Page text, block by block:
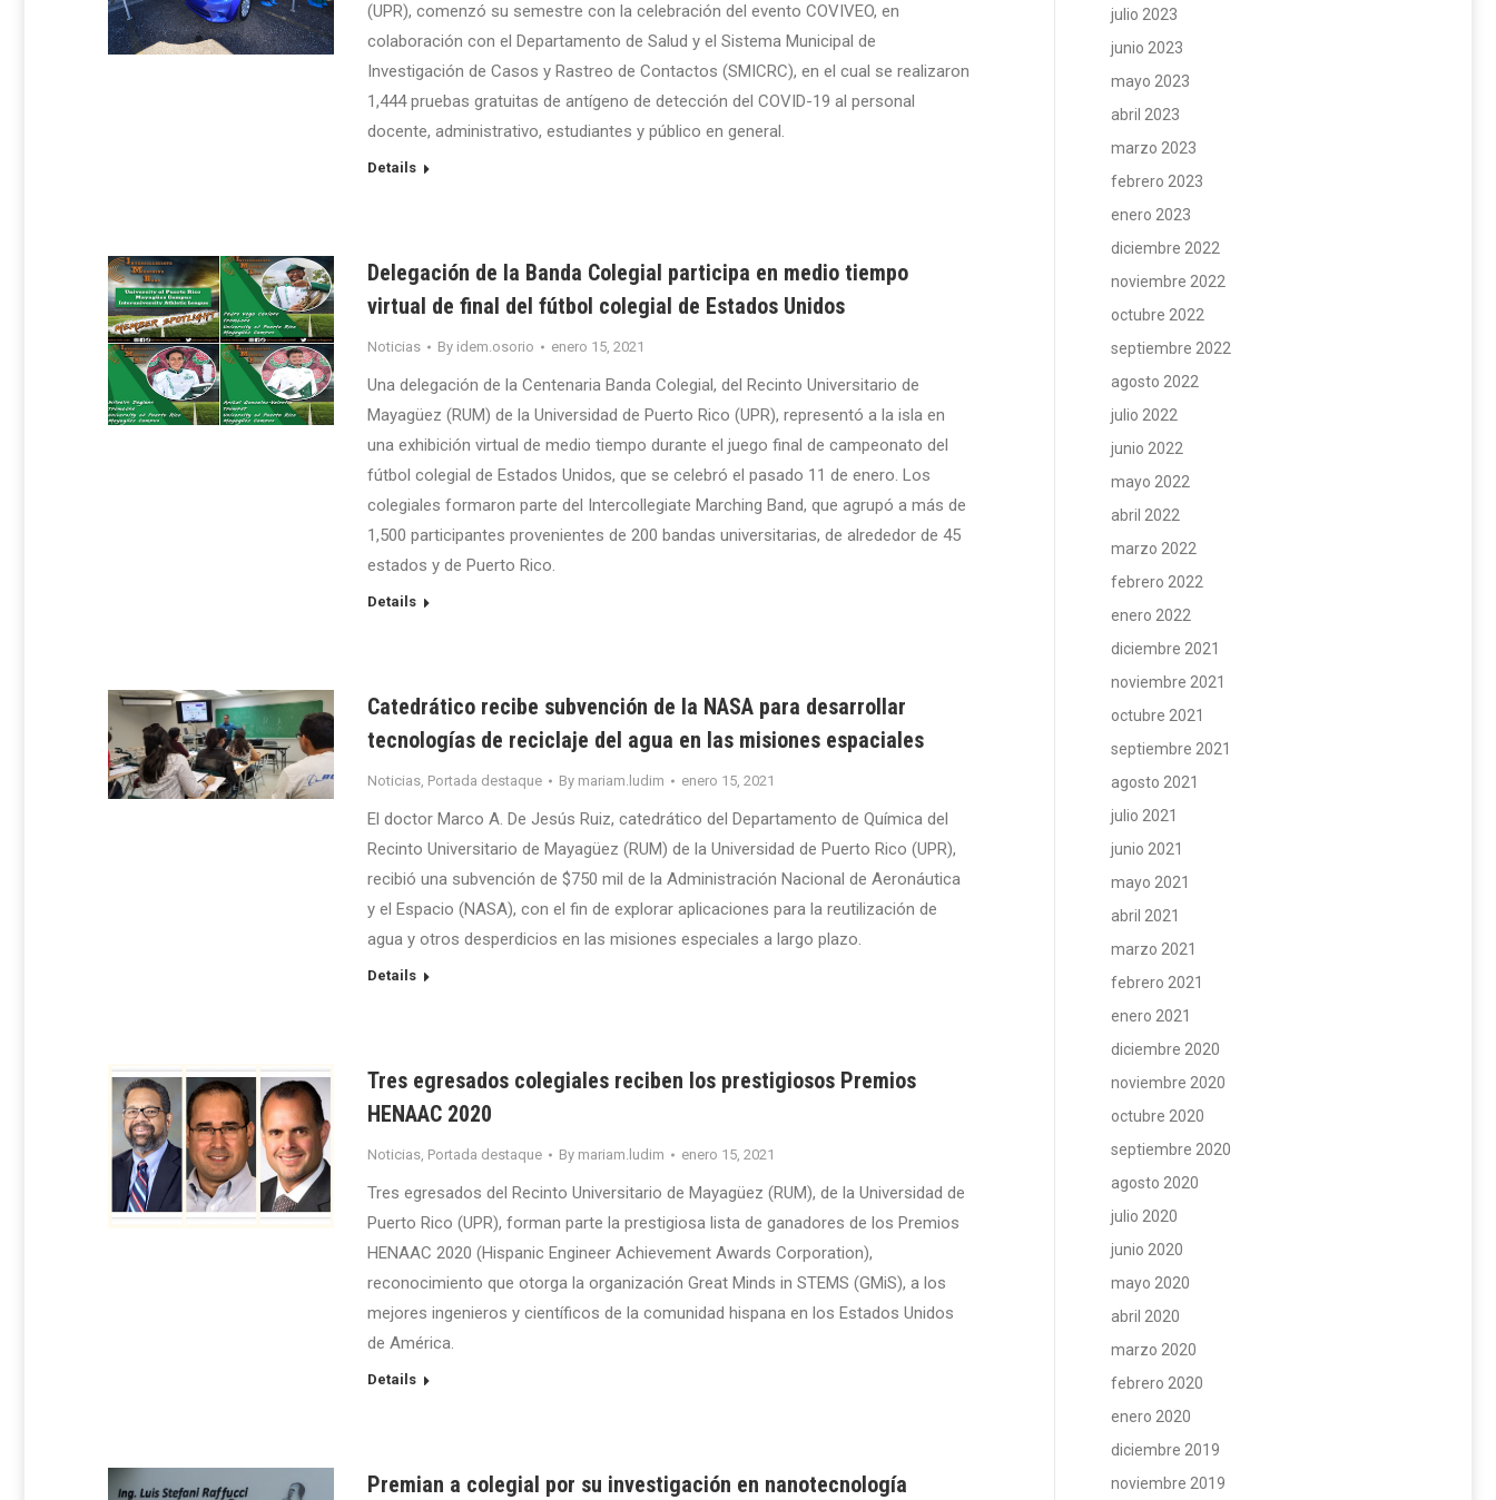
(UPR), comenzó su semestre con la celebración del evento COVIVEO, en
colaboración con el Departamento de Salud y el Sistema Municipal de
Investigación de Casos y Rastreo de Contactos (SMICRC), en el cual se realizaron
1,444 pruebas gratuitas de antígeno de detección del COVID-19 al personal
docente, administrativo, estudiantes y público en general.
Details
Delegación de la Banda Colegial participa en medio tiempo
virtual de final del fútbol colegial de Estados Unidos
Noticias By idem.osorio enero 15, 2021
Una delegación de la Centenaria Banda Colegial, del Recinto Universitario de
Mayagüez (RUM) de la Universidad de Puerto Rico (UPR), representó a la isla en
una exhibición virtual de medio tiempo durante el juego final de campeonato del
fútbol colegial de Estados Unidos, que se celebró el pasado 11 de enero. Los
colegiales formaron parte del Intercollegiate Marching Band, que agrupó a más de
1,500 participantes provenientes de 200 bandas universitarias, de alrededor de 45
estados y de Puerto Rico.
Details
Catedrático recibe subvención de la NASA para desarrollar
tecnologías de reciclaje del agua en las misiones espaciales
Noticias, Portada destaque By mariam.ludim enero 15, 2021
El doctor Marco A. De Jesús Ruiz, catedrático del Departamento de Química del
Recinto Universitario de Mayagüez (RUM) de la Universidad de Puerto Rico (UPR),
recibió una subvención de $750 mil de la Administración Nacional de Aeronáutica
y el Espacio (NASA), con el fin de explorar aplicaciones para la reutilización de
agua y otros desperdicios en las misiones especiales a largo plazo.
Details
Tres egresados colegiales reciben los prestigiosos Premios
HENAAC 2020
Noticias, Portada destaque By mariam.ludim enero 15, 2021
Tres egresados del Recinto Universitario de Mayagüez (RUM), de la Universidad de
Puerto Rico (UPR), forman parte la prestigiosa lista de ganadores de los Premios
HENAAC 2020 (Hispanic Engineer Achievement Awards Corporation),
reconocimiento que otorga la organización Great Minds in STEMS (GMiS), a los
mejores ingenieros y científicos de la comunidad hispana en los Estados Unidos
de América.
Details
Premian a colegial por su investigación en nanotecnología
julio 2023
junio 2023
mayo 2023
abril 2023
marzo 2023
febrero 2023
enero 2023
diciembre 2022
noviembre 2022
octubre 2022
septiembre 2022
agosto 2022
julio 2022
junio 2022
mayo 2022
abril 2022
marzo 2022
febrero 2022
enero 2022
diciembre 2021
noviembre 2021
octubre 2021
septiembre 2021
agosto 2021
julio 2021
junio 2021
mayo 2021
abril 2021
marzo 2021
febrero 2021
enero 2021
diciembre 2020
noviembre 2020
octubre 2020
septiembre 2020
agosto 2020
julio 2020
junio 2020
mayo 2020
abril 2020
marzo 2020
febrero 2020
enero 2020
diciembre 2019
noviembre 2019